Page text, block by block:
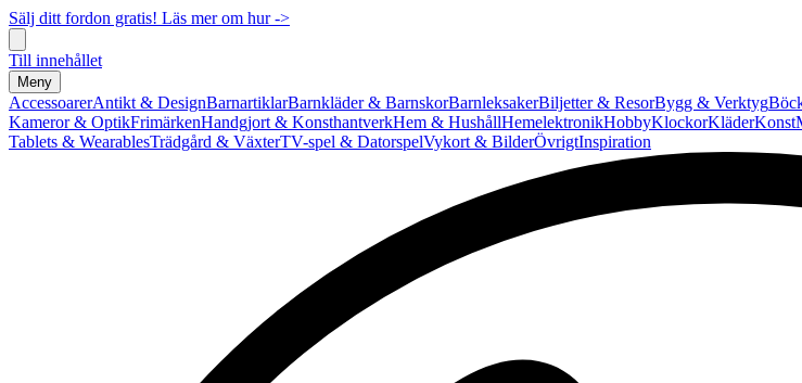
Sälj ditt fordon gratis! Läs mer om hur ->
Till innehållet
Meny
AccessoarerAntikt & DesignBarnartiklarBarnkläder & BarnskorBarnleksakerBiljetter & ResorBygg & Verktyg
Kameror & OptikFrimärkenHandgjort & KonsthantverkHem & HushållHemelektronikHobbyKlockorKläderKonst
Tablets & WearablesTrädgård & VäxterTV-spel & DatorspelVykort & BilderÖvrigtInspiration